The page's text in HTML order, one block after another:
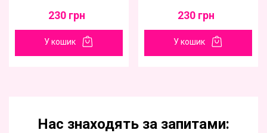
230 грн
У кошик
230 грн
У кошик
Нас знаходять за запитами: